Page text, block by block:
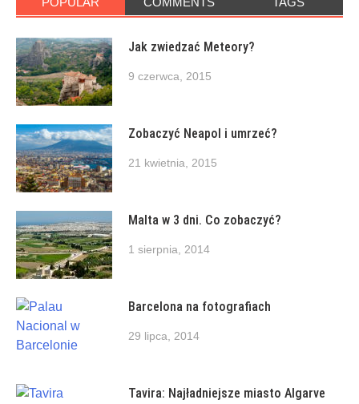
Jak zwiedzać Meteory?
9 czerwca, 2015
Zobaczyć Neapol i umrzeć?
21 kwietnia, 2015
Malta w 3 dni. Co zobaczyć?
1 sierpnia, 2014
Barcelona na fotografiach
29 lipca, 2014
Tavira: Najładniejsze miasto Algarve